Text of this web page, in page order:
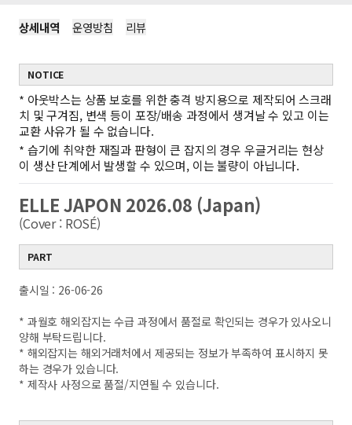
상세내역 운영방침 리뷰
NOTICE
* 아웃박스는 상품 보호를 위한 충격 방지용으로 제작되어 스크래
치 및 구겨짐, 변색 등이 포장/배송 과정에서 생겨날 수 있고 이는
교환 사유가 될 수 없습니다.
* 습기에 취약한 재질과 판형이 큰 잡지의 경우 우글거리는 현상
이 생산 단계에서 발생할 수 있으며, 이는 불량이 아닙니다.
ELLE JAPON 2026.08 (Japan)
(Cover : ROSÉ)
PART
출시일 : 26-06-26
* 과월호 해외잡지는 수급 과정에서 품절로 확인되는 경우가 있사오니
양해 부탁드립니다.
* 해외잡지는 해외거래처에서 제공되는 정보가 부족하여 표시하지 못
하는 경우가 있습니다.
* 제작사 사정으로 품절/지연될 수 있습니다.